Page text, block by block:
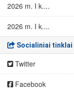
2026 m. I k....
2026 m. I k....
Socialiniai tinklai
Twitter
Facebook